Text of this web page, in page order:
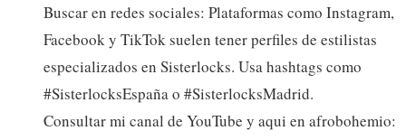
Buscar en redes sociales: Plataformas como Instagram,
Facebook y TikTok suelen tener perfiles de estilistas
especializados en Sisterlocks. Usa hashtags como
#SisterlocksEspaña o #SisterlocksMadrid.
Consultar mi canal de YouTube y aqui en afrobohemio: